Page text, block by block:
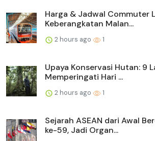
Harga & Jadwal Commuter
Keberangkatan Malan...
2 hours ago 1
Upaya Konservasi Hutan: 9
Memperingati Hari ...
2 hours ago 1
Sejarah ASEAN dari Awal
ke-59, Jadi Organ...